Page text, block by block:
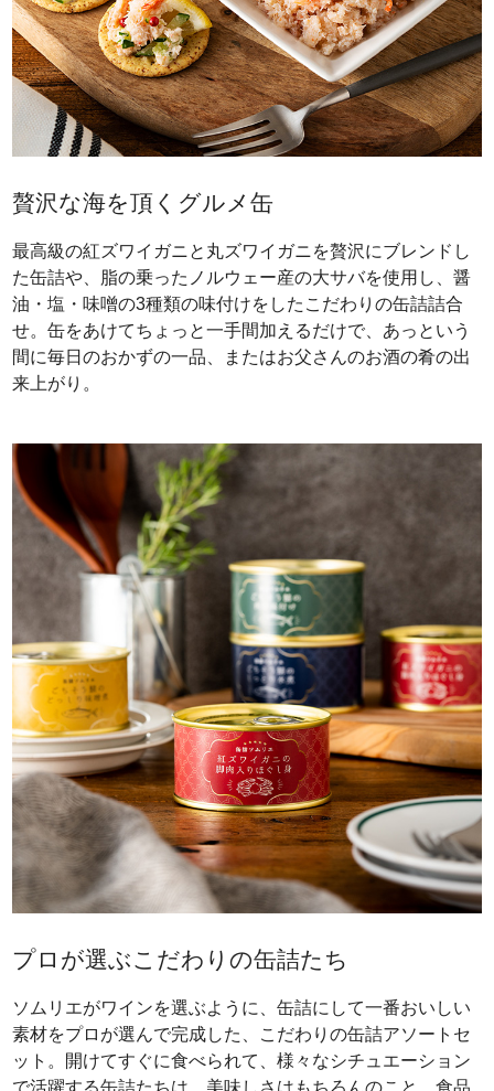
贅沢な海を頂くグルメ缶
最高級の紅ズワイガニと丸ズワイガニを贅沢にブレンドし
た缶詰や、脂の乗ったノルウェー産の大サバを使用し、醤
油・塩・味噌の3種類の味付けをしたこだわりの缶詰詰合
せ。缶をあけてちょっと一手間加えるだけで、あっという
間に毎日のおかずの一品、またはお父さんのお酒の肴の出
来上がり。
プロが選ぶこだわりの缶詰たち
ソムリエがワインを選ぶように、缶詰にして一番おいしい
素材をプロが選んで完成した、こだわりの缶詰アソートセ
ット。開けてすぐに食べられて、様々なシチュエーション
で活躍する缶詰たちは、美味しさはもちろんのこと、食品